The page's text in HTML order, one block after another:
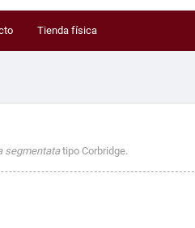
Tienda física
segmentatatipo Corbridge.